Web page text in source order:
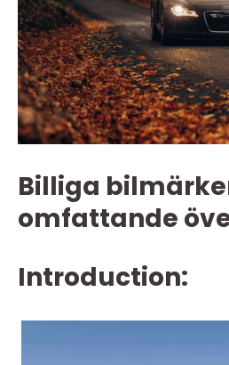
Billiga
omfattande
Introduction: